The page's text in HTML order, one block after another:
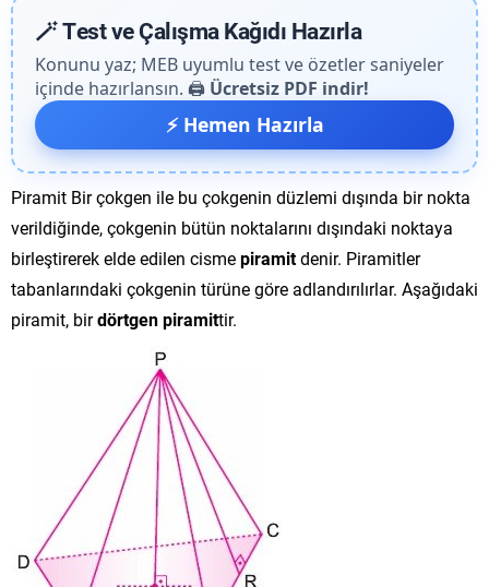
🪄 Test ve Çalışma Kağıdı Hazırla
Konunu yaz; MEB uyumlu test ve özetler saniyeler
içinde hazırlansın. 🖨️ Ücretsiz PDF indir!
⚡ Hemen Hazırla
Piramit Bir çokgen ile bu çokgenin düzlemi dışında bir nokta
verildiğinde, çokgenin bütün noktalarını dışındaki noktaya
birleştirerek elde edilen cismepiramitdenir. Piramitler
tabanlarındaki çokgenin türüne göre adlandırılırlar. Aşağıdaki
piramit, birdörtgen piramittir.